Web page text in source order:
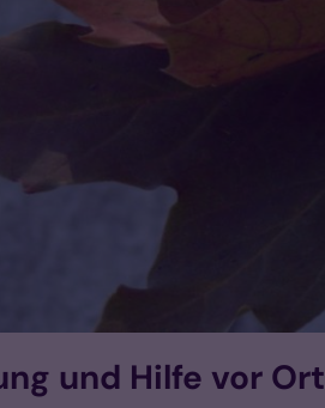
und Hilfe vor Ort